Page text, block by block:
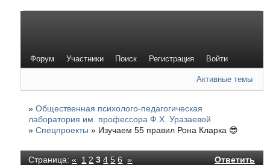
Форум Участники Поиск Регистрация Войти
Активные темы
»Общественная психолого-педагогическая
лаборатория им. профессора Ф.Х. Уразаевой
»Спецпроекты » Изучаем 55 правил Рона Кларка 😎
Страница:« 1 2 3 4 5 6 » Ответить